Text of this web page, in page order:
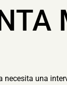
una